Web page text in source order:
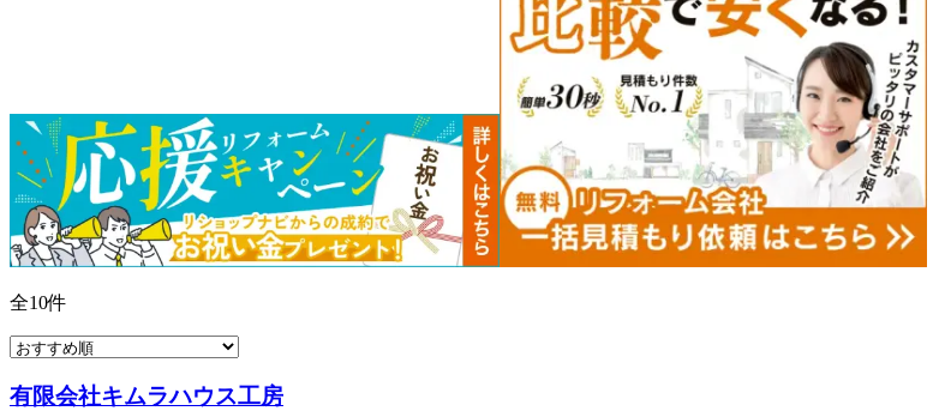
全10件
有限会社キムラハウス工房